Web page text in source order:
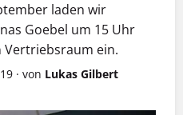
laden wir
Goebel um 15 Uhr
Vertriebsraum ein.
· von Lukas Gilbert